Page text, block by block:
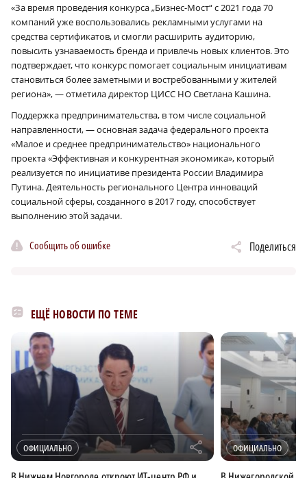
«За время проведения конкурса „Бизнес-Мост“ с 2021 года 70
компаний уже воспользовались рекламными услугами на
средства сертификатов, и смогли расширить аудиторию,
повысить узнаваемость бренда и привлечь новых клиентов. Это
подтверждает, что конкурс помогает социальным инициативам
становиться более заметными и востребованными у жителей
региона», — отметила директор ЦИСС НО Светлана Кашина.
Поддержка предпринимательства, в том числе социальной
направленности, — основная задача федерального проекта
«Малое и среднее предпринимательство» национального
проекта «Эффективная и конкурентная экономика», который
реализуется по инициативе президента России Владимира
Путина. Деятельность регионального Центра инноваций
социальной сферы, созданного в 2017 году, способствует
выполнению этой задачи.
Сообщить об ошибке Поделиться
ЕЩЁ НОВОСТИ ПО ТЕМЕ
ОФИЦИАЛЬНО r ОФИЦИАЛЬНО